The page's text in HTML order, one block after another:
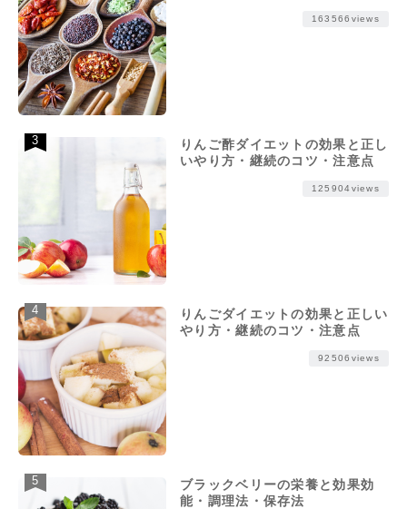
163566views
りんご酢ダイエットの効果と正し
いやり方・継続のコツ・注意点
125904views
りんごダイエットの効果と正しい
やり方・継続のコツ・注意点
92506views
ブラックベリーの栄養と効果効
能・調理法・保存法